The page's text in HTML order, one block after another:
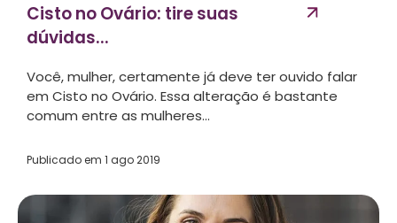
Cisto no Ovário: tire suas
dúvidas...
Você, mulher, certamente já deve ter ouvido falar
em Cisto no Ovário. Essa alteração é bastante
comum entre as mulheres...
Publicado em 1 ago 2019